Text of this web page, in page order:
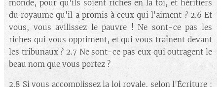
monde, pour qu'ils soient riches en la foi, et héritiers
du royaume qu'il a promis à ceux qui l'aiment ? 2.6 Et
vous, vous avilissez le pauvre ! Ne sont-ce pas les
riches qui vous oppriment, et qui vous traînent devant
les tribunaux ? 2.7 Ne sont-ce pas eux qui outragent le
beau nom que vous portez ?
2.8 Si vous accomplissez la loi royale, selon l'Écriture :